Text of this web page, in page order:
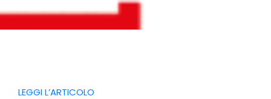
LEGGI L’ARTICOLO